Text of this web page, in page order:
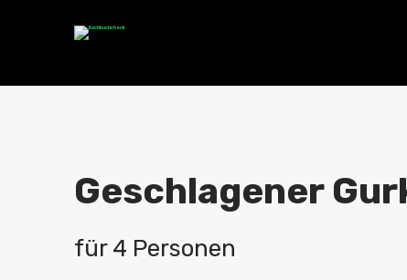
Geschlagener
für 4 Personen